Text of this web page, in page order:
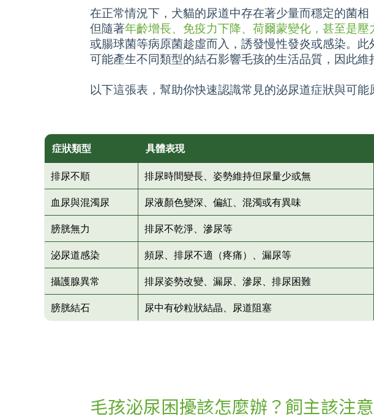
在正常情況下，犬貓的尿道中存在著少量而穩定的菌
但隨著年齡增長、免疫力下降、荷爾蒙變化，甚至是壓
或腸球菌等病原菌趁虛而入，誘發慢性發炎或感染。
可能產生不同類型的結石影響毛孩的生活品質，因此維
以下這張表，幫助你快速認識常見的泌尿道症狀與可能
症狀類型 具體表現
排尿不順 排尿時間變長、姿勢維持但尿量少或無
血尿與混濁尿 尿液顏色變深、偏紅、混濁或有異味
膀胱無力 排尿不乾淨、滲尿等
泌尿道感染 頻尿、排尿不適（疼痛）、漏尿等
攝護腺異常 排尿姿勢改變、漏尿、滲尿、排尿困難
膀胱結石 尿中有砂粒狀結晶、尿道阻塞
毛孩泌尿困擾該怎麼辦？飼主該注